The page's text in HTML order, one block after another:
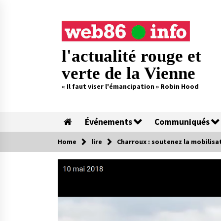
l'actualité rouge et
verte de la Vienne
« Il faut viser l'émancipation » Robin Hood
Événements Communiqués
Home lire Charroux : soutenez la